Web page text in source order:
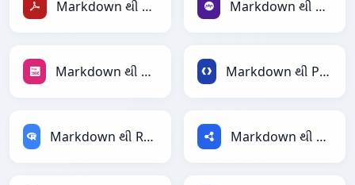
Markdown થી PDF Markdown થી PHP
Markdown થી PNG Markdown થી Protobuf
Markdown થી RDataFrame Markdown થી RDF